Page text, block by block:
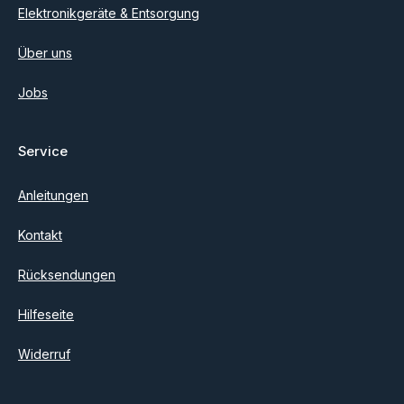
Elektronikgeräte & Entsorgung
Über uns
Jobs
Service
Anleitungen
Kontakt
Rücksendungen
Hilfeseite
Widerruf